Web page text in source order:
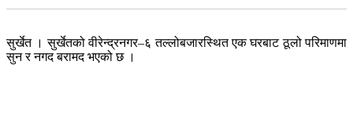
सुर्खेत । सुर्खेतको वीरेन्द्रनगर–६ तल्लोबजारस्थित एक घरबाट ठूलो परिमाणमा
सुन र नगद बरामद भएको छ ।